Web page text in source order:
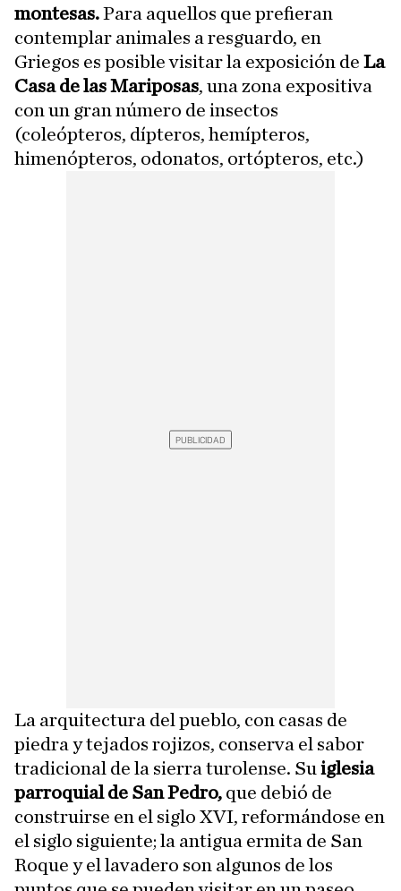
montesas.Para aquellos que prefieran
contemplar animales a resguardo, en
Griegos es posible visitar la exposición de La
Casa de las Mariposas, una zona expositiva
con un gran número de insectos
(coleópteros, dípteros, hemípteros,
himenópteros, odonatos, ortópteros, etc.)
La arquitectura del pueblo, con casas de
piedra y tejados rojizos, conserva el sabor
tradicional de la sierra turolense. Su iglesia
parroquial de San Pedro, que debió de
construirse en el siglo XVI, reformándose en
el siglo siguiente; la antigua ermita de San
Roque y el lavadero son algunos de los